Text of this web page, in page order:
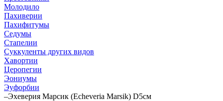
Молодило
Пахиверии
Пахифитумы
Седумы
Стапелии
Суккуленты других видов
Хавортии
Церопегии
Эониумы
Эуфорбии
–Эхеверия Марсик (Echeveria Marsik) D5см